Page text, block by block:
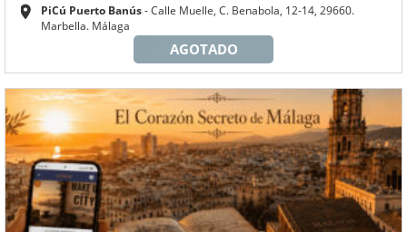
PiCú Puerto Banús Calle Muelle, C. Benabola, 12-14, 29660.
Marbella. Málaga
AGOTADO